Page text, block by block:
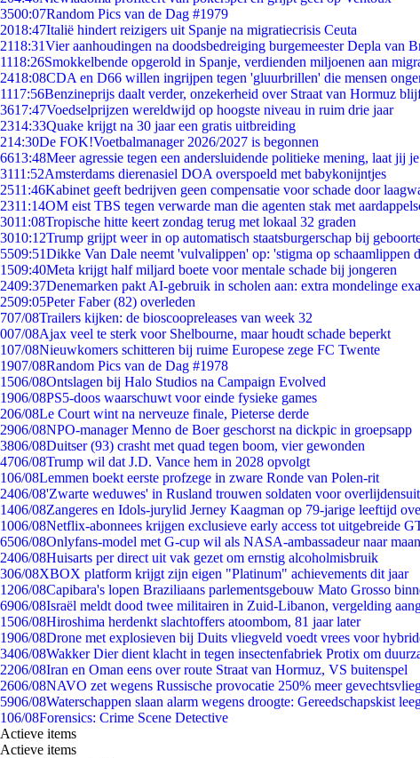
3500:07Random Pics van de Dag #1979
2018:47Italië hindert reizigers uit Spanje na migratiecrisis Ceuta
2118:31Vier aanhoudingen na doodsbedreiging burgemeester Depla van
1118:26Smokkelbende opgerold in Spanje, verdienden miljoenen aan
2418:08CDA en D66 willen ingrijpen tegen 'gluurbrillen' die mensen
1117:56Benzineprijs daalt verder, onzekerheid over Straat van Hormuz
3617:47Voedselprijzen wereldwijd op hoogste niveau in ruim drie jaar
2314:33Quake krijgt na 30 jaar een gratis uitbreiding
214:30De FOK!Voetbalmanager 2026/2027 is begonnen
6613:48Meer agressie tegen een andersluidende politieke mening, laat jij
3111:52Amsterdams dierenasiel DOA overspoeld met babykonijntjes
2511:46Kabinet geeft bedrijven geen compensatie voor schade door
2311:14OM eist TBS tegen verwarde man die agenten stak met
3011:08Tropische hitte keert zondag terug met lokaal 32 graden
3010:12Trump grijpt weer in op automatisch staatsburgerschap bij
5509:51Dikke Van Dale neemt 'vulvalippen' op: 'stigma op schaamlippen
1509:40Meta krijgt half miljard boete voor mentale schade bij jongeren
2409:37Denemarken pakt AI-gebruik in scholen aan: extra mondelinge
2509:05Peter Faber (82) overleden
707/08Trailers kijken: de bioscoopreleases van week 32
007/08Ajax veel te sterk voor Shelbourne, maar houdt schade beperkt
107/08Nieuwkomers schitteren bij ruime Europese zege FC Twente
1907/08Random Pics van de Dag #1978
1506/08Ontslagen bij Halo Studios na Campaign Evolved
1906/08PS5-doos waarschuwt voor einde fysieke games
206/08Le Court wint na nerveuze finale, Pieterse derde
2906/08NPO-manager Menno de Boer geschorst na dickpic in groepsapp
3806/08Duitser (93) crasht met quad tegen boom, vier gewonden
4706/08Trump wil dat J.D. Vance hem in 2028 opvolgt
106/08Lemmen boekt eerste profzege in zware Ronde van Polen-rit
2406/08'Zwarte weduwes' in Rusland trouwen soldaten voor
1406/08Zangeres en Idols-jurylid Jerney Kaagman op 79-jarige leeftijd
1006/08Netflix-abonnees krijgen exclusieve early access tot uitgebreide
6506/08Onlyfans-model met G-cup wil als NASA-ambassadeur naar maan
2406/08Huisarts per direct uit vak gezet om ernstig alcoholmisbruik
306/08XBOX platform krijgt zijn eigen "Platinum" achievements dit jaar
1206/08Capibara's lopen Braziliaans parlementsgebouw Mato Grosso
6906/08Israël meldt dood twee militairen in Zuid-Libanon, vergelding
1506/08Hiroshima herdenkt slachtoffers atoombom, 81 jaar later
1906/08Drone met explosieven bij Duits vliegveld voedt vrees voor
3406/08Wakker Dier dient klacht in tegen insectenfabriek Protix om
2206/08Iran en Oman eens over route Straat van Hormuz, VS buitenspel
2606/08NAVO zet wegens Russische provocatie 250% meer
5906/08Waterschappen slaan alarm wegens droogte: Gereedschapskist
106/08Forensics: Crime Scene Detective
Actieve items
Actieve items